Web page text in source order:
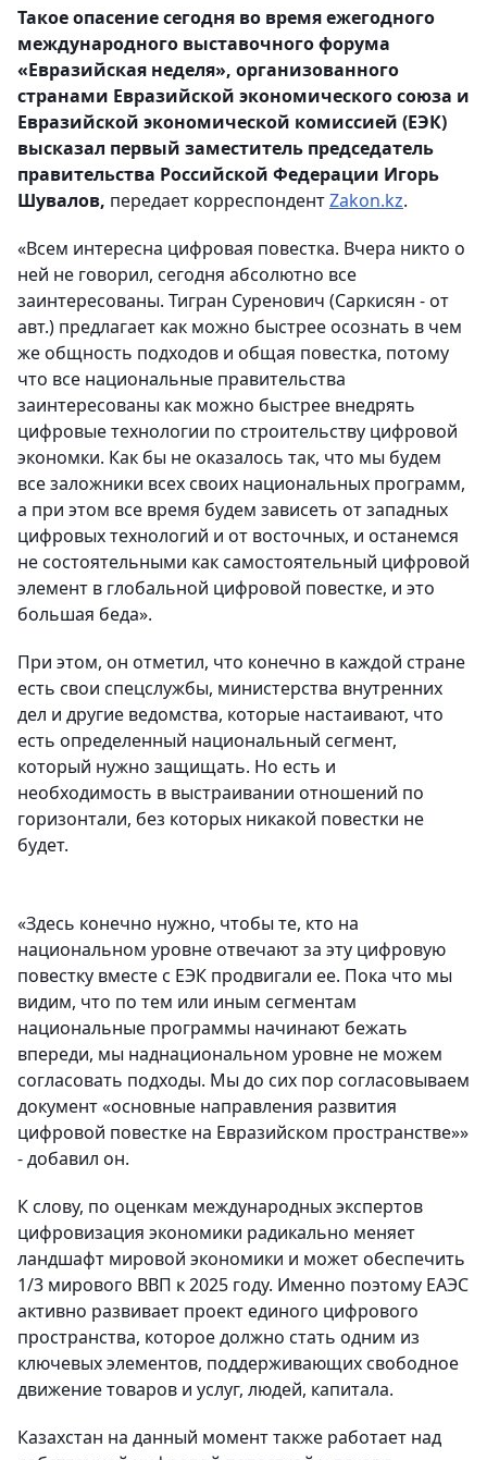
Такое опасение сегодня во время ежегодного
международного выставочного форума
«Евразийская неделя», организованного
странами Евразийской экономического союза и
Евразийской экономической комиссией (ЕЭК)
высказал первый заместитель председатель
правительства Российской Федерации Игорь
Шувалов, передает корреспондентZakon.kz.
«Всем интересна цифровая повестка. Вчера никто о
ней не говорил, сегодня абсолютно все
заинтересованы. Тигран Суренович (Саркисян - от
авт.) предлагает как можно быстрее осознать в чем
же общность подходов и общая повестка, потому
что все национальные правительства
заинтересованы как можно быстрее внедрять
цифровые технологии по строительству цифровой
экономки. Как бы не оказалось так, что мы будем
все заложники всех своих национальных программ,
а при этом все время будем зависеть от западных
цифровых технологий и от восточных, и останемся
не состоятельными как самостоятельный цифровой
элемент в глобальной цифровой повестке, и это
большая беда».
При этом, он отметил, что конечно в каждой стране
есть свои спецслужбы, министерства внутренних
дел и другие ведомства, которые настаивают, что
есть определенный национальный сегмент,
который нужно защищать. Но есть и
необходимость в выстраивании отношений по
горизонтали, без которых никакой повестки не
будет.
«Здесь конечно нужно, чтобы те, кто на
национальном уровне отвечают за эту цифровую
повестку вместе с ЕЭК продвигали ее. Пока что мы
видим, что по тем или иным сегментам
национальные программы начинают бежать
впереди, мы наднациональном уровне не можем
согласовать подходы. Мы до сих пор согласовываем
документ «основные направления развития
цифровой повестке на Евразийском пространстве»»
- добавил он.
К слову, по оценкам международных экспертов
цифровизация экономики радикально меняет
ландшафт мировой экономики и может обеспечить
1/3 мирового ВВП к 2025 году. Именно поэтому ЕАЭС
активно развивает проект единого цифрового
пространства, которое должно стать одним из
ключевых элементов, поддерживающих свободное
движение товаров и услуг, людей, капитала.
Казахстан на данный момент также работает над